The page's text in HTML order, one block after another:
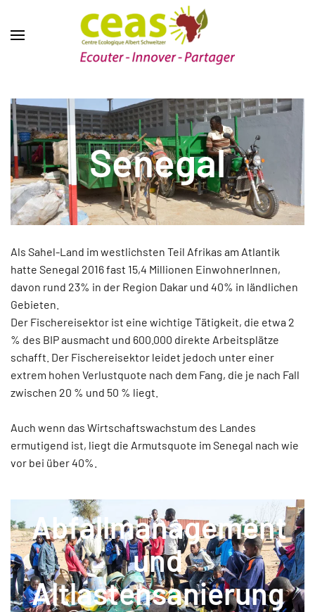
Senegal
Als Sahel-Land im westlichsten Teil Afrikas am Atlantik
hatte Senegal 2016 fast 15,4 Millionen EinwohnerInnen,
davon rund 23% in der Region Dakar und 40% in ländlichen
Gebieten.
Der Fischereisektor ist eine wichtige Tätigkeit, die etwa 2
% des BIP ausmacht und 600.000 direkte Arbeitsplätze
schafft. Der Fischereisektor leidet jedoch unter einer
extrem hohen Verlustquote nach dem Fang, die je nach Fall
zwischen 20 % und 50 % liegt.
Auch wenn das Wirtschaftswachstum des Landes
ermutigend ist, liegt die Armutsquote im Senegal nach wie
vor bei über 40%.
Abfallmanagement
und
Altlastensanierung